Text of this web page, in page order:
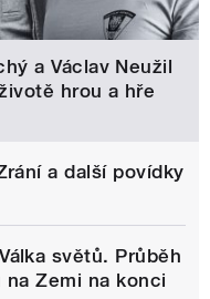
a Václav Neužil
hrou a hře
a další povídky
světů. Průběh
na Zemi na konci